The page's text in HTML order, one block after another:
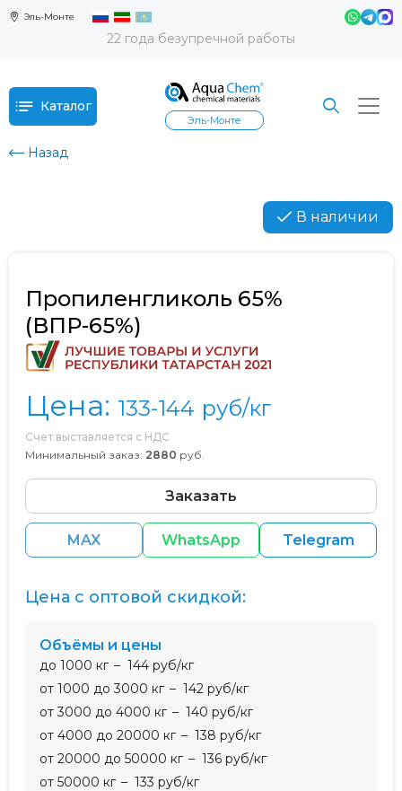
Эль-Монте
22 года безупречной работы
Каталог
Эль-Монте
Назад
В наличии
Пропиленгликоль 65%
(ВПР-65%)
Цена: 133-144 руб/кг
Счет выставляется с НДС
Минимальный заказ: 2880 руб.
Заказать
MAX WhatsApp Telegram
Цена с оптовой скидкой:
Объёмы и цены
до 1000 кг
144 руб/кг
от 1000 до 3000 кг
142 руб/кг
от 3000 до 4000 кг
140 руб/кг
от 4000 до 20000 кг
138 руб/кг
от 20000 до 50000 кг
136 руб/кг
от 50000 кг
133 руб/кг